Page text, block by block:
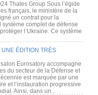
Thales Group Sous l’égide
français, le ministère de la
un contrat pour la
système complet de défense
l’Ukraine. Ce système
ÉDITION TRÈS
Eurosatory accompagne
du secteur de la Défense et
est marquée par une
et l’instauration progressive
Ainsi, dans un...